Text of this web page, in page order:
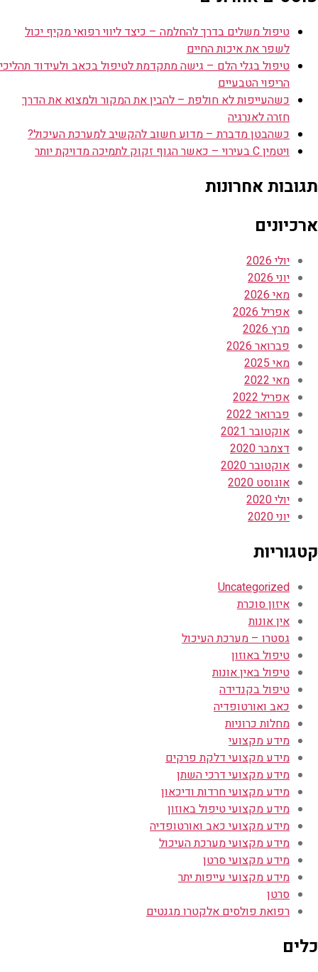
טיפול משלים בדרך להחלמה – כיצד ליווי רפואי מקיף יכול
לשפר את איכות החיים
טיפול בגלי הלם – גישה מתקדמת לטיפול בכאב ולעידוד תהליכי
הריפוי הטבעיים
כשהעייפות לא חולפת – להבין את המקור ולמצוא את הדרך
חזרה לאנרגיה
כשהבטן מדברת – מדוע חשוב להקשיב למערכת העיכול?
ויטמין C בעירוי – כאשר הגוף זקוק לתמיכה מדויקת יותר
תגובות אחרונות
ארכיונים
יולי 2026
יוני 2026
מאי 2026
אפריל 2026
מרץ 2026
פברואר 2026
מאי 2025
מאי 2022
אפריל 2022
פברואר 2022
אוקטובר 2021
דצמבר 2020
אוקטובר 2020
אוגוסט 2020
יולי 2020
יוני 2020
קטגוריות
Uncategorized
איזון סוכרת
אין אונות
גסטרו – מערכת העיכול
טיפול באוזון
טיפול באין אונות
טיפול בקנדידה
כאב ואורטופדיה
מחלות כרוניות
מידע מקצועי
מידע מקצועי דלקת פרקים
מידע מקצועי דרכי השתן
מידע מקצועי חרדות ודיכאון
מידע מקצועי טיפול באוזון
מידע מקצועי כאב ואורטופדיה
מידע מקצועי מערכת העיכול
מידע מקצועי סרטן
מידע מקצועי עייפות יתר
סרטן
רפואת פולסים אלקטרו מגנטים
כלים